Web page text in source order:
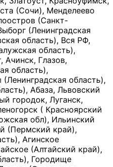
(Сочи), Менделеево
(Санкт-
(Ленинградская
область), Вся РФ,
область),
Ачинск, Глазов,
область),
область),
Абаза, Львовский
городок, Луганск,
( Красноярский
обл), Ильинский
(Пермский край),
Агинское
(Алтайский край),
Городище